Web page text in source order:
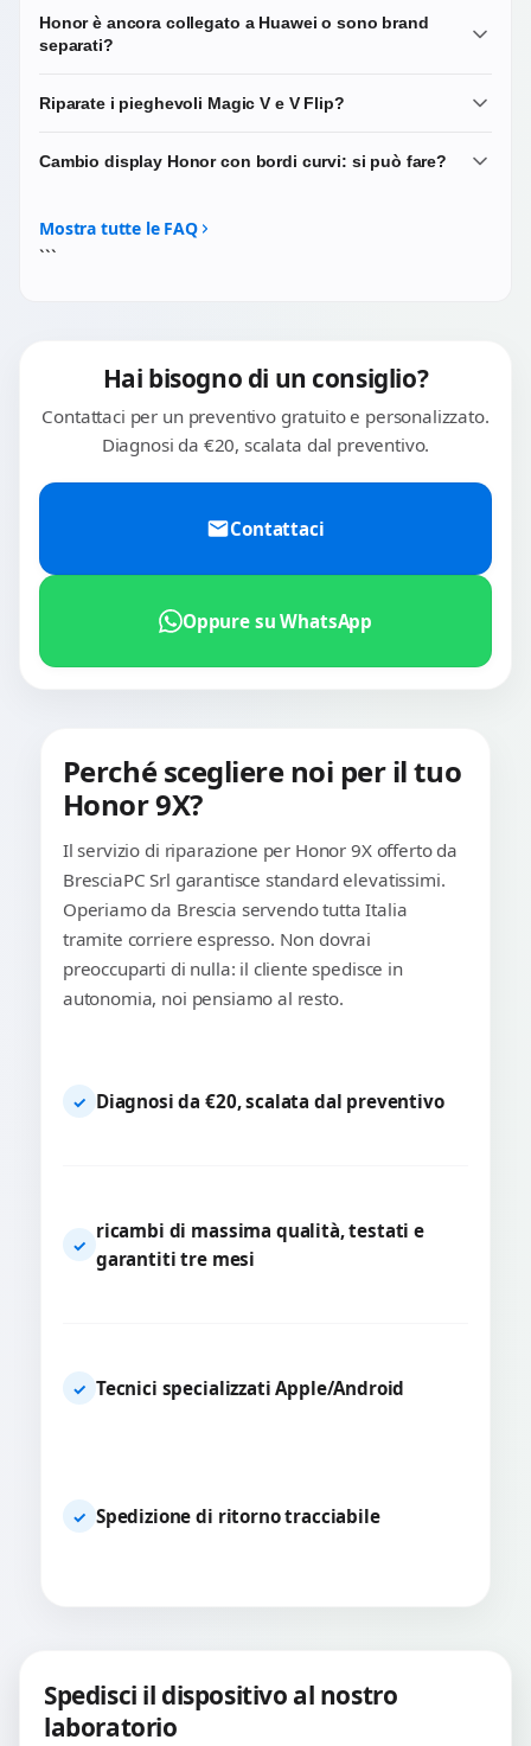
Honor è ancora collegato a Huawei o sono brand
separati?
ha la propria gestione, il proprio sistema operativo
procedure di riparazione e i ricambi sono diversi da quelli
Riparate i pieghevoli Magic V e V Flip?
sono tra i più sottili del mercato e richiedono procedure
per una verifica preliminare di disponibilità del ricambio.
Cambio display Honor con bordi curvi: si può fare?
Honor (Magic, serie 90, 100, 200). Il display curvo richiede
una procedura di smontaggio dedicata. Usiamo ricambi
Mostra tutte le FAQ
```
Hai bisogno di un consiglio?
Contattaci per un preventivo gratuito e personalizzato.
Diagnosi da €20, scalata dal preventivo.
Contattaci
Oppure su WhatsApp
Perché scegliere noi per il tuo
Honor 9X?
Il servizio di riparazione per Honor 9X offerto da
BresciaPC Srl garantisce standard elevatissimi.
Operiamo da Brescia servendo tutta Italia
tramite corriere espresso. Non dovrai
preoccuparti di nulla: il cliente spedisce in
autonomia, noi pensiamo al resto.
✓ Diagnosi da €20, scalata dal preventivo
✓
ricambi di massima qualità, testati e
garantiti tre mesi
✓ Tecnici specializzati Apple/Android
✓ Spedizione di ritorno tracciabile
Spedisci il dispositivo al nostro
laboratorio